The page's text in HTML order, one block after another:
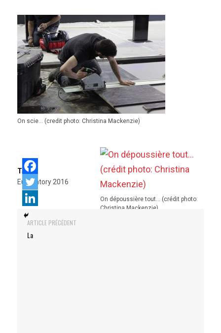
On scie… (credit photo: Christina Mackenzie)
On dépoussière tout… (crédit photo:
Christina Mackenzie)
Tags:
Eurosatory 2016
ARTICLE PRÉCÉDENT
La